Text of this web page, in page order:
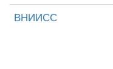
ВНИИСС